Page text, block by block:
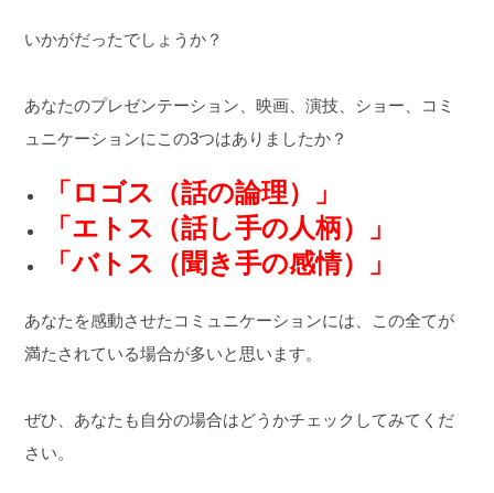
いかがだったでしょうか？
あなたのプレゼンテーション、映画、演技、ショー、コミ
ュニケーションにこの3つはありましたか？
「ロゴス（話の論理）」
「エトス（話し手の人柄）」
「バトス（聞き手の感情）」
あなたを感動させたコミュニケーションには、この全てが
満たされている場合が多いと思います。
ぜひ、あなたも自分の場合はどうかチェックしてみてくだ
さい。